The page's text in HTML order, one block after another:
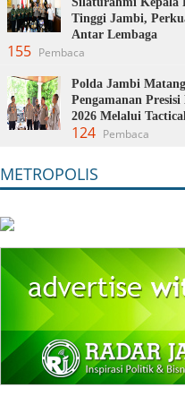
Tinggi Jambi,
Antar Lembaga
155 Pembaca
Polda Jambi
Pengamanan
2026 Melalui
124 Pembaca
METROPOLIS